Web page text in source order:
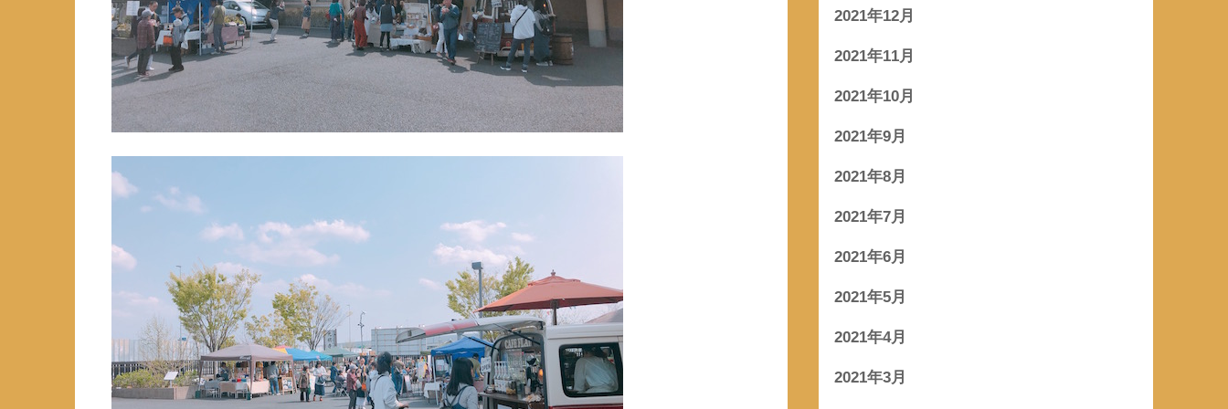
2021年12月
2021年11月
2021年10月
2021年9月
2021年8月
2021年7月
2021年6月
2021年5月
2021年4月
2021年3月